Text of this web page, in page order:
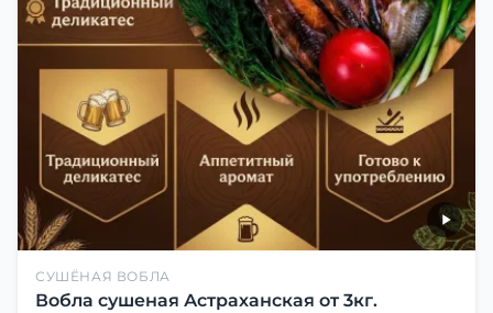
СУШЁНАЯ ВОБЛА
Вобла сушеная Астраханская от 3кг.